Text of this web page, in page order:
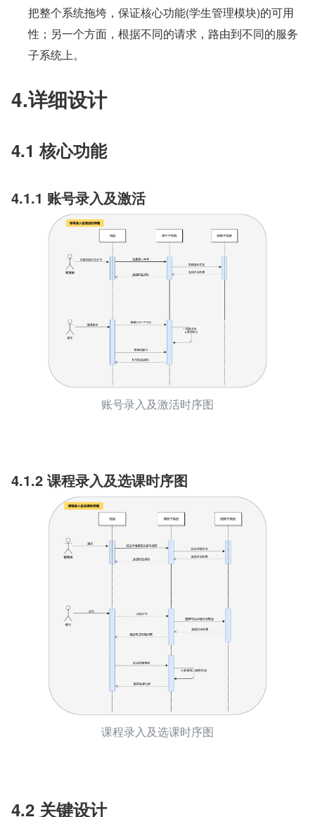
把整个系统拖垮，保证核心功能(学生管理模块)的可用
性；另一个方面，根据不同的请求，路由到不同的服务
子系统上。
4.详细设计
4.1 核心功能
4.1.1 账号录入及激活
账号录入及激活时序图
4.1.2 课程录入及选课时序图
课程录入及选课时序图
4.2 关键设计